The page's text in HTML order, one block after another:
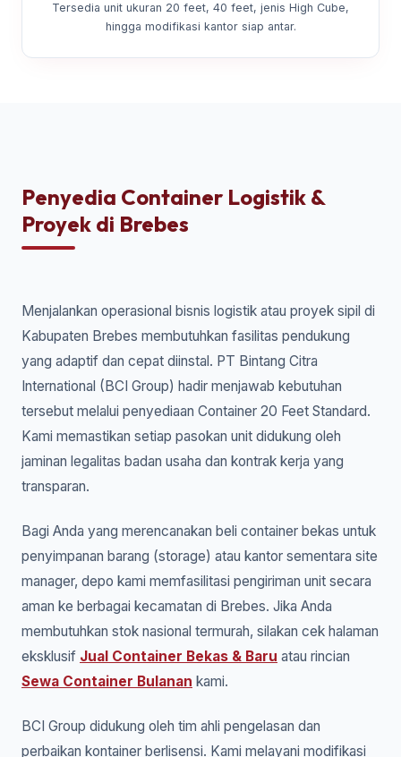
Tersedia unit ukuran 20 feet, 40 feet, jenis High Cube,
hingga modifikasi kantor siap antar.
Penyedia Container Logistik &
Proyek di Brebes
Menjalankan operasional bisnis logistik atau proyek sipil di
Kabupaten Brebes membutuhkan fasilitas pendukung
yang adaptif dan cepat diinstal. PT Bintang Citra
International (BCI Group) hadir menjawab kebutuhan
tersebut melalui penyediaan Container 20 Feet Standard.
Kami memastikan setiap pasokan unit didukung oleh
jaminan legalitas badan usaha dan kontrak kerja yang
transparan.
Bagi Anda yang merencanakan beli container bekas untuk
penyimpanan barang (storage) atau kantor sementara site
manager, depo kami memfasilitasi pengiriman unit secara
aman ke berbagai kecamatan di Brebes. Jika Anda
membutuhkan stok nasional termurah, silakan cek halaman
eksklusif Jual Container Bekas & Baru atau rincian
Sewa Container Bulanan kami.
BCI Group didukung oleh tim ahli pengelasan dan
perbaikan kontainer berlisensi. Kami melayani modifikasi